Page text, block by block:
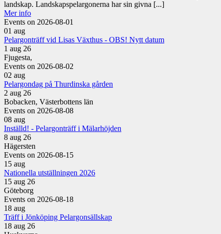
landskap. Landskapspelargonerna har sin givna [...]
Mer info
Events on 2026-08-01
01 aug
Pelargonträff vid Lisas Växthus - OBS! Nytt datum
1 aug 26
Fjugesta,
Events on 2026-08-02
02 aug
Pelargondag på Thurdinska gården
2 aug 26
Bobacken, Västerbottens län
Events on 2026-08-08
08 aug
Inställd! - Pelargonträff i Mälarhöjden
8 aug 26
Hägersten
Events on 2026-08-15
15 aug
Nationella utställningen 2026
15 aug 26
Göteborg
Events on 2026-08-18
18 aug
Träff i Jönköping Pelargonsällskap
18 aug 26